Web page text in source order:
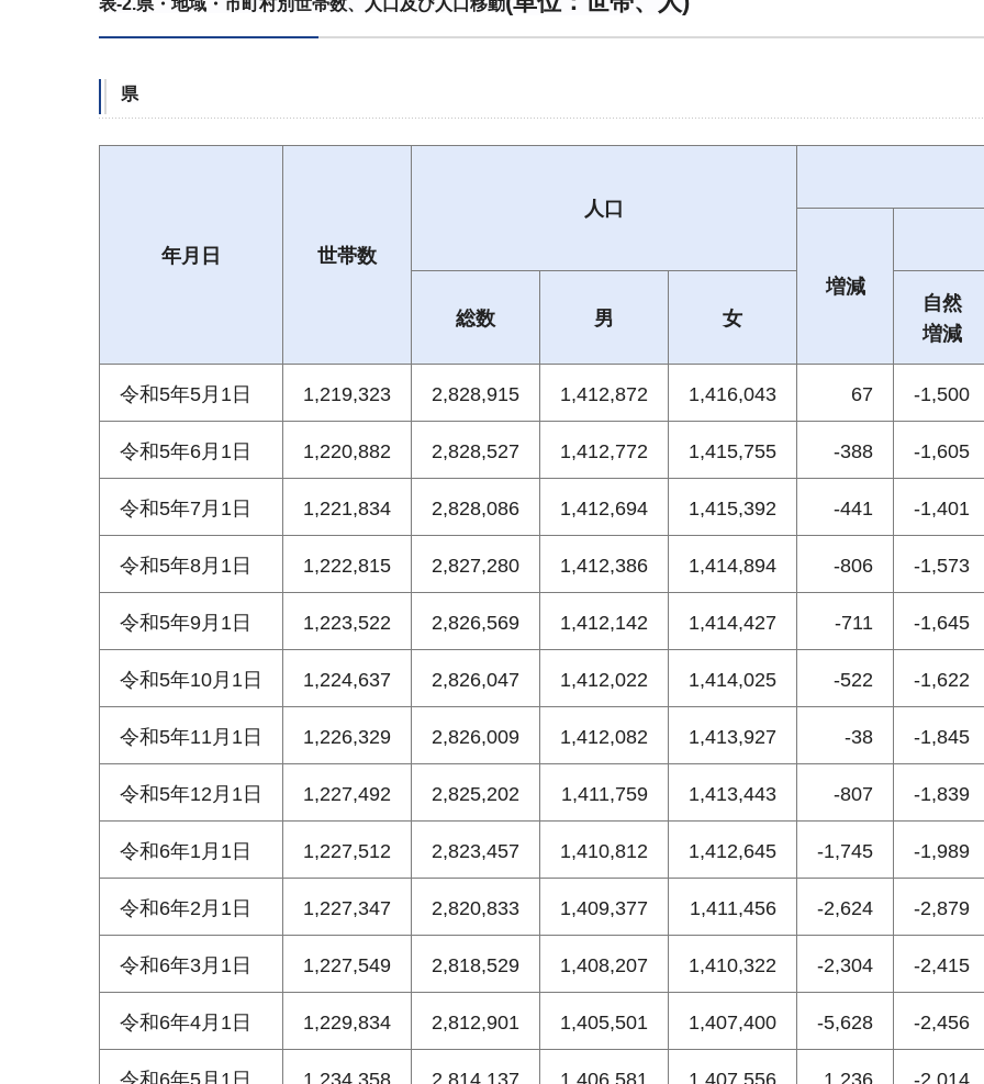
県
年月日 世帯数
人口
増減
総数 男 女
自然
増減
令和5年5月1日 1,219,323 2,828,915 1,412,872 1,416,043 67 -1,500
令和5年6月1日 1,220,882 2,828,527 1,412,772 1,415,755 -388 -1,605
令和5年7月1日 1,221,834 2,828,086 1,412,694 1,415,392 -441 -1,401
令和5年8月1日 1,222,815 2,827,280 1,412,386 1,414,894 -806 -1,573
令和5年9月1日 1,223,522 2,826,569 1,412,142 1,414,427 -711 -1,645
令和5年10月1日 1,224,637 2,826,047 1,412,022 1,414,025 -522 -1,622
令和5年11月1日 1,226,329 2,826,009 1,412,082 1,413,927 -38 -1,845
令和5年12月1日 1,227,492 2,825,202 1,411,759 1,413,443 -807 -1,839
令和6年1月1日 1,227,512 2,823,457 1,410,812 1,412,645 -1,745 -1,989
令和6年2月1日 1,227,347 2,820,833 1,409,377 1,411,456 -2,624 -2,879
令和6年3月1日 1,227,549 2,818,529 1,408,207 1,410,322 -2,304 -2,415
令和6年4月1日 1,229,834 2,812,901 1,405,501 1,407,400 -5,628 -2,456